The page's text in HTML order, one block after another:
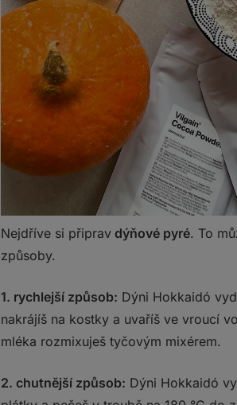
Nejdříve si připrav dýňové pyré. To
způsoby.
1. rychlejší způsob: Dýni Hokkaidó
nakrájíš na kostky a uvaříš ve vroucí
mléka rozmixuješ tyčovým mixérem.
2. chutnější způsob: Dýni Hokkaidó